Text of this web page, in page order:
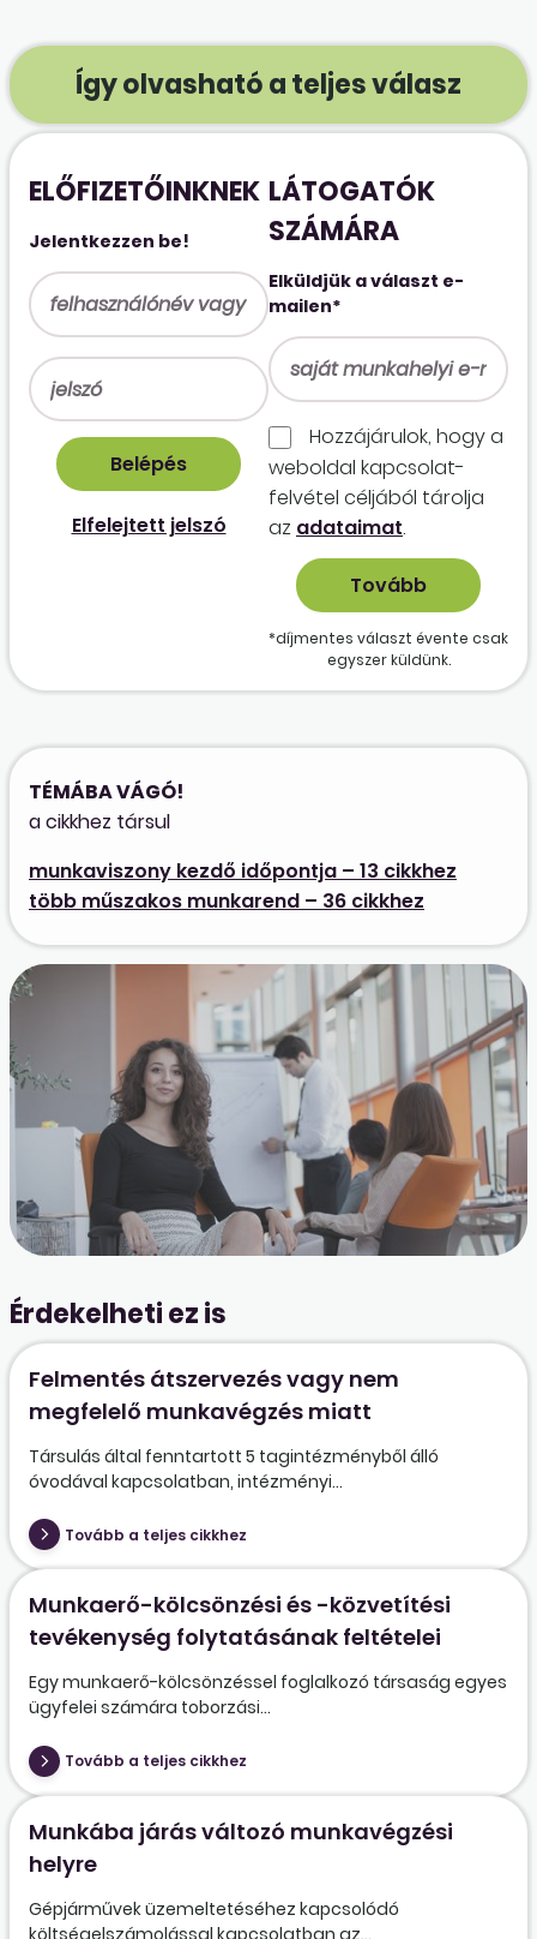
Így olvasható a teljes válasz
ELŐFIZETŐINKNEK
Jelentkezzen be!
Elfelejtett jelszó
LÁTOGATÓK
SZÁMÁRA
Elküldjük a választ e-
mailen*
Hozzájárulok, hogy a
weboldal kapcso­lat­
felvétel céljából tárolja
az adataimat.
*díjmentes választ évente csak
egyszer küldünk.
TÉMÁBA VÁGÓ!
a cikkhez társul
munkaviszony kezdő időpontja – 13 cikkhez
több műszakos munkarend – 36 cikkhez
Érdekelheti ez is
Felmentés átszervezés vagy nem
megfelelő munkavégzés miatt
Társulás által fenntartott 5 tagintézményből álló
óvodával kapcsolatban, intézményi...
Tovább a teljes cikkhez
Munkaerő-kölcsönzési és -közvetítési
tevékenység folytatásának feltételei
Egy munkaerő-kölcsönzéssel foglalkozó társaság egyes
ügyfelei számára toborzási...
Tovább a teljes cikkhez
Munkába járás változó munkavégzési
helyre
Gépjárművek üzemeltetéséhez kapcsolódó
költségelszámolással kapcsolatban az...